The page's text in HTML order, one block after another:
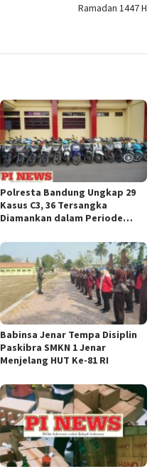
Ramadan 1447 H
Polresta Bandung Ungkap 29
Kasus C3, 36 Tersangka
Diamankan dalam Periode
Babinsa Jenar Tempa Disiplin
Paskibra SMKN 1 Jenar
Menjelang HUT Ke-81 RI